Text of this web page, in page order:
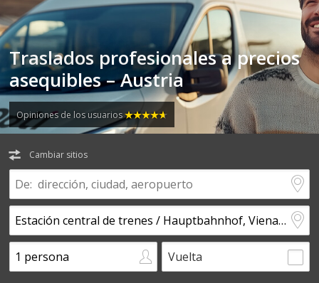
Traslados profesionales a precios
asequibles – Austria
Opiniones de los usuarios
Cambiar sitios
Vuelta